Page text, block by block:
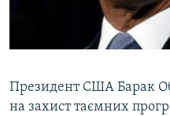
СВІДЧЕННЯ ОКУПАЦІЇ
УКРАЇНСЬКА ПРОБЛЕМА КРИМУ
Президент США Барак
на захист таємних